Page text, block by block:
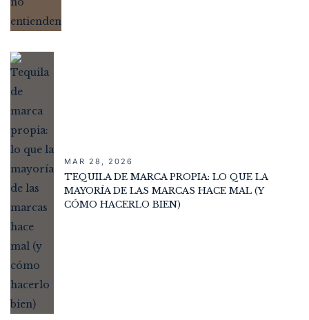
MAR 28, 2026
TEQUILA DE MARCA PROPIA: LO QUE LA
MAYORÍA DE LAS MARCAS HACE MAL (Y
CÓMO HACERLO BIEN)